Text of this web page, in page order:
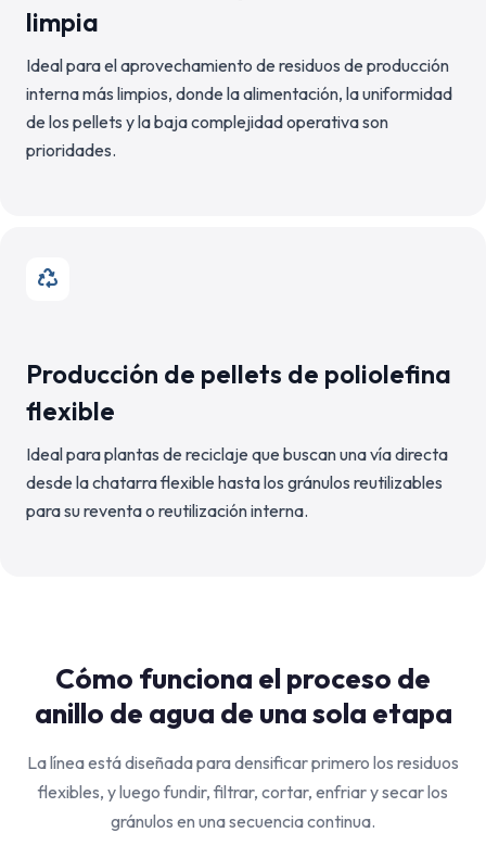
limpia
Ideal para el aprovechamiento de residuos de producción
interna más limpios, donde la alimentación, la uniformidad
de los pellets y la baja complejidad operativa son
prioridades.
Producción de pellets de poliolefina
flexible
Ideal para plantas de reciclaje que buscan una vía directa
desde la chatarra flexible hasta los gránulos reutilizables
para su reventa o reutilización interna.
Cómo funciona el proceso de
anillo de agua de una sola etapa
La línea está diseñada para densificar primero los residuos
flexibles, y luego fundir, filtrar, cortar, enfriar y secar los
gránulos en una secuencia continua.